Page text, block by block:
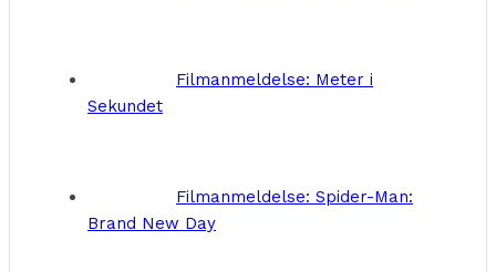
Filmanmeldelse: Meter i
Sekundet
Filmanmeldelse: Spider-Man:
Brand New Day